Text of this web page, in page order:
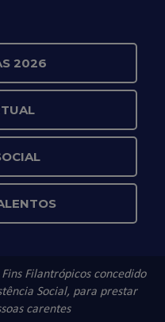
2026
Filantrópicos concedido
Social, para prestar
carentes